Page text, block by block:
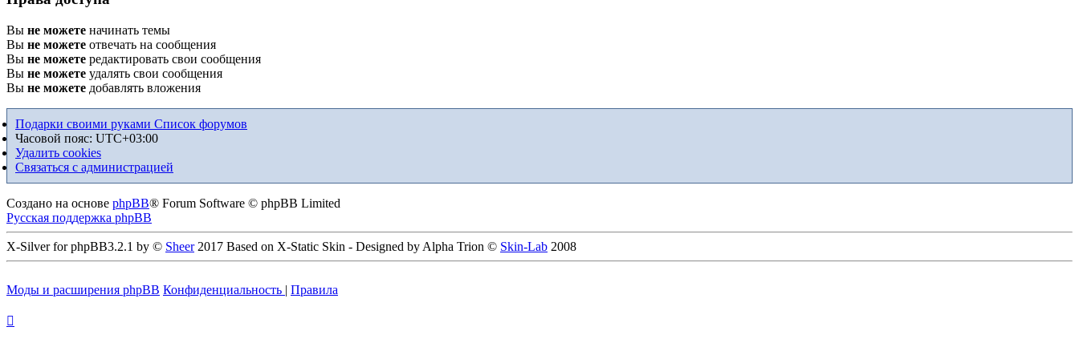
Вы не можете начинать темы
Вы не можете отвечать на сообщения
Вы не можете редактировать свои сообщения
Вы не можете удалять свои сообщения
Вы не можете добавлять вложения
Подарки своими руками Список форумов
Часовой пояс: UTC+03:00
Удалить cookies
Связаться с администрацией
Создано на основе phpBB® Forum Software © phpBB Limited
Русская поддержка phpBB
X-Silver for phpBB3.2.1 by © Sheer2017 Based on X-Static Skin - Designed by Alpha Trion © Skin-Lab 2008
Моды и расширения phpBB Конфиденциальность | Правила